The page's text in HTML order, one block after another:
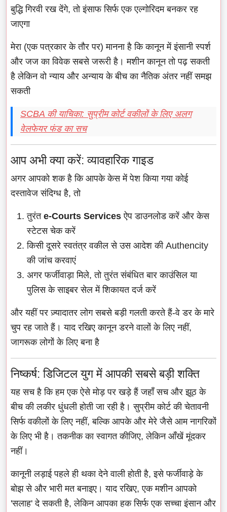
बुद्धि गिरवी रख देंगे, तो इंसाफ सिर्फ एक एल्गोरिदम बनकर रह
जाएगा
मेरा (एक पत्रकार के तौर पर) मानना है कि कानून में इंसानी स्पर्श
और जज का विवेक सबसे जरूरी है। मशीन कानून तो पढ़ सकती
है लेकिन वो न्याय और अन्याय के बीच का नैतिक अंतर नहीं समझ
सकती
SCBA की याचिका: सुप्रीम कोर्ट वकीलों के लिए अलग
वेलफेयर फंड का सच
आप अभी क्या करें: व्यावहारिक गाइड
अगर आपको शक है कि आपके केस में पेश किया गया कोई
दस्तावेज संदिग्ध है, तो
तुरंत e-Courts Services ऐप डाउनलोड करें और केस
स्टेटस चेक करें
किसी दूसरे स्वतंत्र वकील से उस आदेश की Authencity
की जांच करवाएं
अगर फर्जीवाड़ा मिले, तो तुरंत संबंधित बार काउंसिल या
पुलिस के साइबर सेल में शिकायत दर्ज करें
और यहीं पर ज़्यादातर लोग सबसे बड़ी गलती करते हैं-वे डर के मारे
चुप रह जाते हैं। याद रखिए कानून डरने वालों के लिए नहीं,
जागरूक लोगों के लिए बना है
निष्कर्ष: डिजिटल युग में आपकी सबसे बड़ी शक्ति
यह सच है कि हम एक ऐसे मोड़ पर खड़े हैं जहाँ सच और झूठ के
बीच की लकीर धुंधली होती जा रही है। सुप्रीम कोर्ट की चेतावनी
सिर्फ वकीलों के लिए नहीं, बल्कि आपके और मेरे जैसे आम नागरिकों
के लिए भी है। तकनीक का स्वागत कीजिए, लेकिन आँखें मूंदकर
नहीं।
कानूनी लड़ाई पहले ही थका देने वाली होती है, इसे फर्जीवाड़े के
बोझ से और भारी मत बनाइए। याद रखिए, एक मशीन आपको
'सलाह' दे सकती है, लेकिन आपका हक सिर्फ एक सच्चा इंसान और